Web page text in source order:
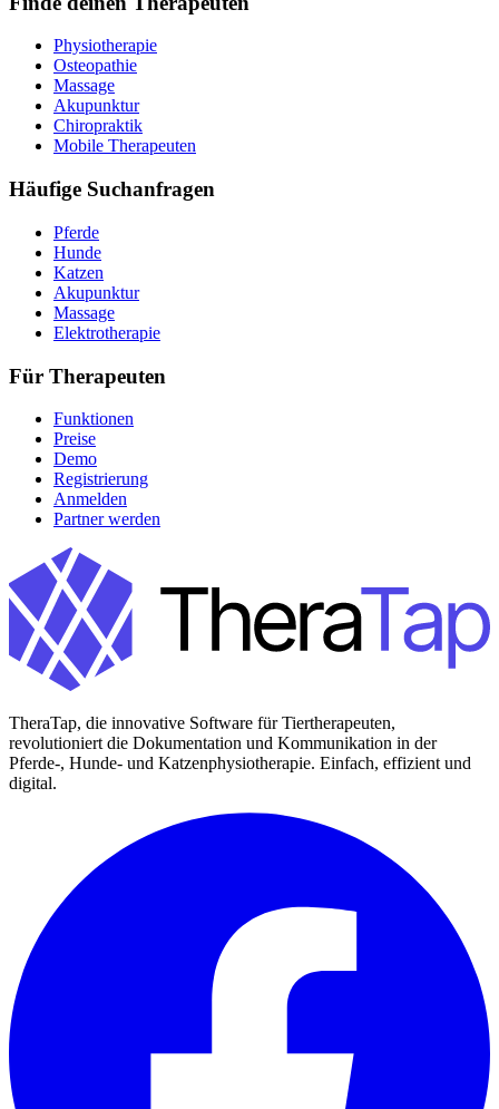
Physiotherapie
Osteopathie
Massage
Akupunktur
Chiropraktik
Mobile Therapeuten
Häufige Suchanfragen
Pferde
Hunde
Katzen
Akupunktur
Massage
Elektrotherapie
Für Therapeuten
Funktionen
Preise
Demo
Registrierung
Anmelden
Partner werden
TheraTap, die innovative Software für Tiertherapeuten,
revolutioniert die Dokumentation und Kommunikation in der
Pferde-, Hunde- und Katzenphysiotherapie. Einfach, effizient und
digital.